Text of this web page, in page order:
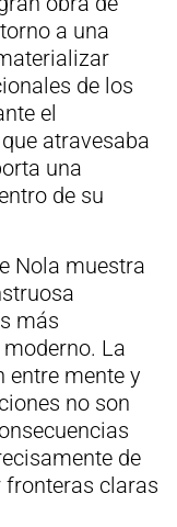
a una
de los
el
atravesaba
una
de su
Nola muestra
más
La
entre mente y
no son
de
fronteras claras